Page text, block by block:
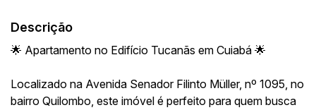
Descrição
🌟 Apartamento no Edifício Tucanãs em Cuiabá 🌟
Localizado na Avenida Senador Filinto Müller, nº 1095, no
bairro Quilombo, este imóvel é perfeito para quem busca